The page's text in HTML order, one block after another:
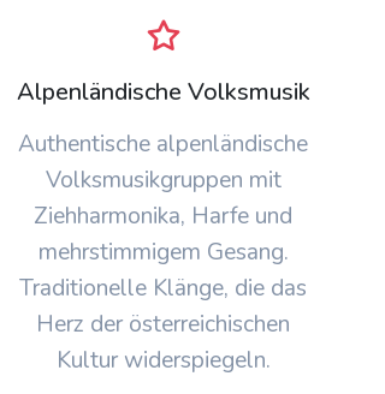
Alpenländische Volksmusik
Authentische alpenländische
Volksmusikgruppen mit
Ziehharmonika, Harfe und
mehrstimmigem Gesang.
Traditionelle Klänge, die das
Herz der österreichischen
Kultur widerspiegeln.